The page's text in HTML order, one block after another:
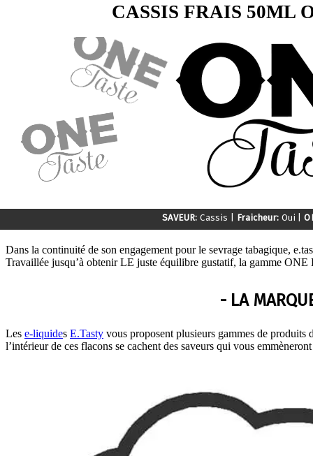
CASSIS FRAIS 50ML
SAVEUR: Cassis Fraicheur: Oui
Dans la continuité de son engagement pour le sevrage tabagique,
Travaillée jusqu’à obtenir LE juste équilibre gustatif, la gamme
- LA
Les e-liquides E.Tasty vous proposent plusieurs gammes de
l’intérieur de ces flacons se cachent des saveurs qui vous